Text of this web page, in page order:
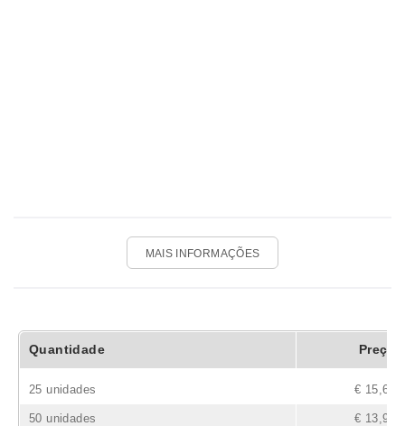
MAIS INFORMAÇÕES
Quantidade Preço
25 unidades € 15,62
50 unidades € 13,91